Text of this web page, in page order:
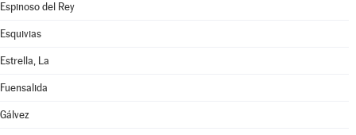
Espinoso del Rey
Esquivias
Estrella, La
Fuensalida
Gálvez